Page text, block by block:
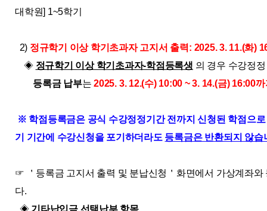
대학원] 1~5학기
2) 정규학기 이상 학기초과자 고지서 출력: 2025. 3. 11.(화)
◈ 정규학기 이상 학기초과자-학점등록생 의 경우 수강정
등록금 납부는2025. 3. 12.(수) 10:00 ~ 3. 14.(금) 16:00까
※ 학점등록금은 공식 수강정정기간 전까지 신청된 학점으
기 기간에 수강신청을 포기하더라도 등록금은 반환되지 않습
☞ ＇등록금 고지서 출력 및 분납신청＇화면에서 가상계좌와
다.
◈ 기타납입금 선택납부 항목